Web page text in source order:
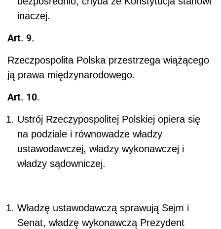
inaczej.
Art. 9.
Rzeczpospolita Polska przestrzega wiążącego
ją prawa międzynarodowego.
Art. 10.
Ustrój Rzeczypospolitej Polskiej opiera się
na podziale i równowadze władzy
ustawodawczej, władzy wykonawczej i
władzy sądowniczej.
Władzę ustawodawczą sprawują Sejm i
Senat, władzę wykonawczą Prezydent